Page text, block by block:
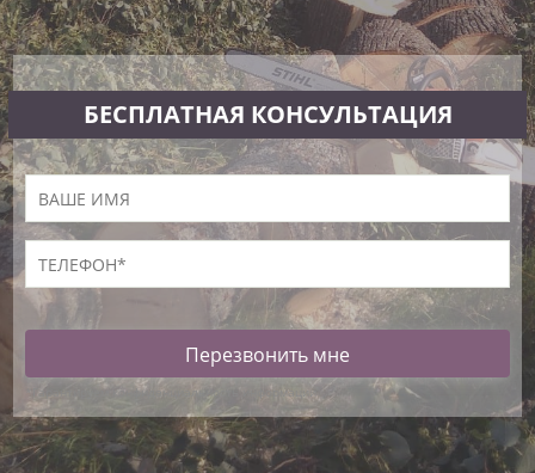
БЕСПЛАТНАЯ КОНСУЛЬТАЦИЯ
Перезвонить мне
*Гарантируем конфиденциальность информации